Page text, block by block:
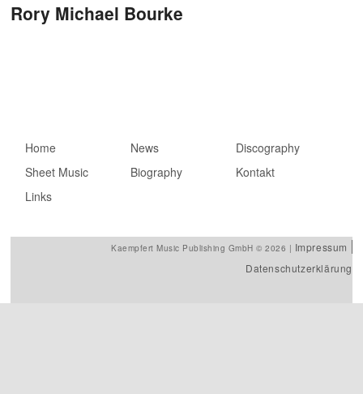
Rory Michael Bourke
Hauptmenü
Zum primären Inhalt
springen
Zum sekundären
Inhalt springen
Home News
Discography
Sheet Music
Biography
Kontakt
Links
Kaempfert Music Publishing GmbH © 2026 | Impressum
Datenschutzerklärung